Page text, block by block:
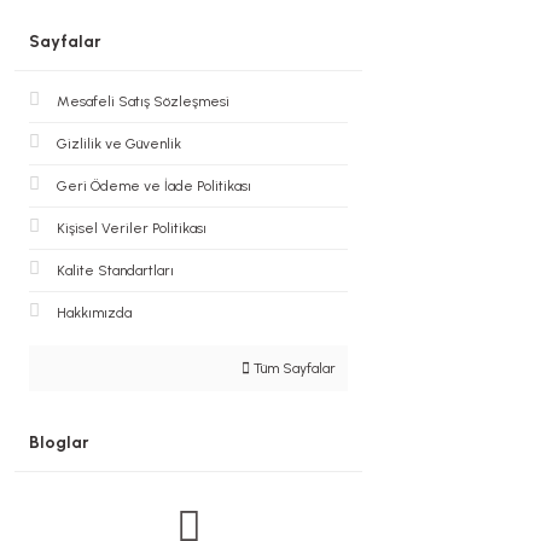
Sayfalar
Mesafeli Satış Sözleşmesi
Gizlilik ve Güvenlik
Geri Ödeme ve İade Politikası
Kişisel Veriler Politikası
Kalite Standartları
Hakkımızda
Tüm Sayfalar
Bloglar